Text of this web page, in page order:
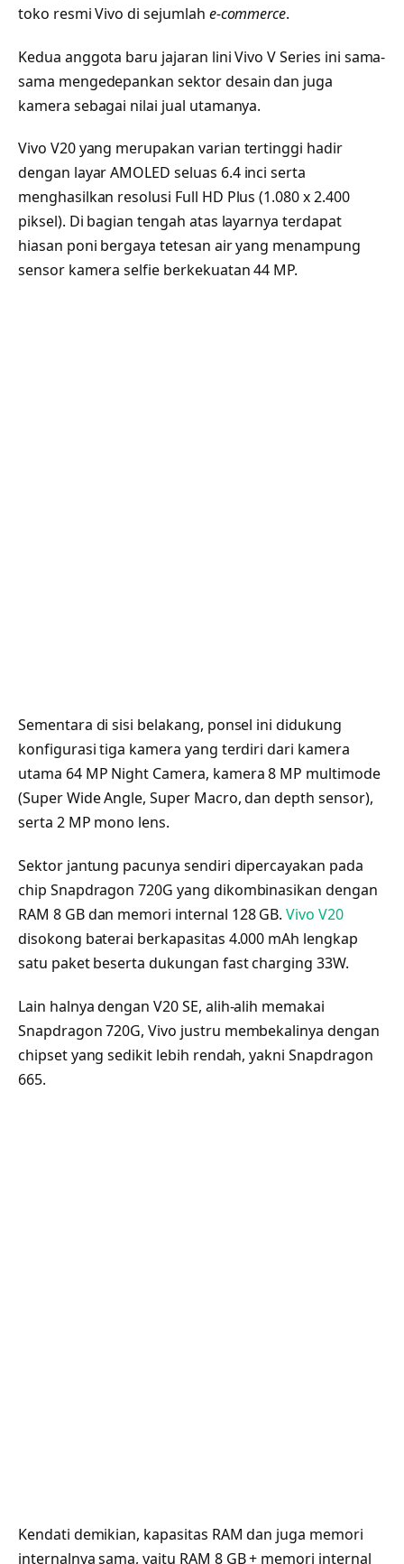
toko resmi Vivo di sejumlah e-commerce.
Kedua anggota baru jajaran lini Vivo V Series ini sama-
sama mengedepankan sektor desain dan juga
kamera sebagai nilai jual utamanya.
Vivo V20 yang merupakan varian tertinggi hadir
dengan layar AMOLED seluas 6.4 inci serta
menghasilkan resolusi Full HD Plus (1.080 x 2.400
piksel). Di bagian tengah atas layarnya terdapat
hiasan poni bergaya tetesan air yang menampung
sensor kamera selfie berkekuatan 44 MP.
Sementara di sisi belakang, ponsel ini didukung
konfigurasi tiga kamera yang terdiri dari kamera
utama 64 MP Night Camera, kamera 8 MP multimode
(Super Wide Angle, Super Macro, dan depth sensor),
serta 2 MP mono lens.
Sektor jantung pacunya sendiri dipercayakan pada
chip Snapdragon 720G yang dikombinasikan dengan
RAM 8 GB dan memori internal 128 GB.Vivo V20
disokong baterai berkapasitas 4.000 mAh lengkap
satu paket beserta dukungan fast charging 33W.
Lain halnya dengan V20 SE, alih-alih memakai
Snapdragon 720G, Vivo justru membekalinya dengan
chipset yang sedikit lebih rendah, yakni Snapdragon
665.
Kendati demikian, kapasitas RAM dan juga memori
internalnya sama, yaitu RAM 8 GB + memori internal